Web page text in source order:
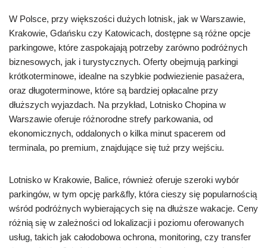
W Polsce, przy większości dużych lotnisk, jak w Warszawie,
Krakowie, Gdańsku czy Katowicach, dostępne są różne opcje
parkingowe, które zaspokajają potrzeby zarówno podróżnych
biznesowych, jak i turystycznych. Oferty obejmują parkingi
krótkoterminowe, idealne na szybkie podwiezienie pasażera,
oraz długoterminowe, które są bardziej opłacalne przy
dłuższych wyjazdach. Na przykład, Lotnisko Chopina w
Warszawie oferuje różnorodne strefy parkowania, od
ekonomicznych, oddalonych o kilka minut spacerem od
terminala, po premium, znajdujące się tuż przy wejściu.
Lotnisko w Krakowie, Balice, również oferuje szeroki wybór
parkingów, w tym opcję park&fly, która cieszy się popularnością
wśród podróżnych wybierających się na dłuższe wakacje. Ceny
różnią się w zależności od lokalizacji i poziomu oferowanych
usług, takich jak całodobowa ochrona, monitoring, czy transfer